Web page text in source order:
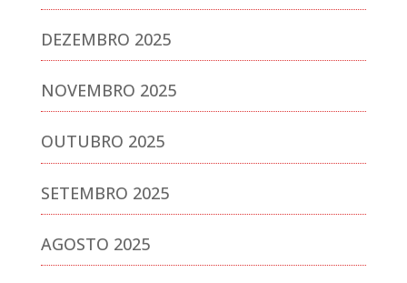
DEZEMBRO 2025
NOVEMBRO 2025
OUTUBRO 2025
SETEMBRO 2025
AGOSTO 2025